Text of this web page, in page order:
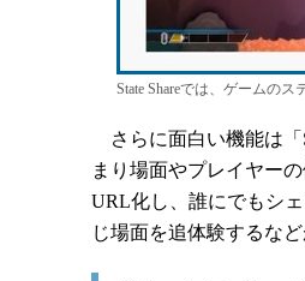
State Shareでは、ゲームの
さらに面白い機能は「
まり場面やプレイヤー
URL化し、誰にでもシ
じ場面を追体験するなど